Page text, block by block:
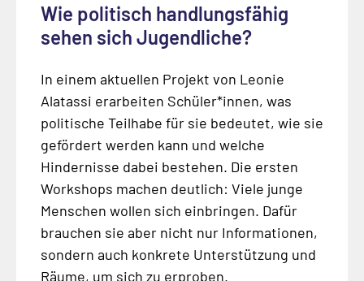
Wie politisch handlungsfähig
sehen sich Jugendliche?
In einem aktuellen Projekt von Leonie
Alatassi erarbeiten Schüler*innen, was
politische Teilhabe für sie bedeutet, wie sie
gefördert werden kann und welche
Hindernisse dabei bestehen. Die ersten
Workshops machen deutlich: Viele junge
Menschen wollen sich einbringen. Dafür
brauchen sie aber nicht nur Informationen,
sondern auch konkrete Unterstützung und
Räume, um sich zu erproben.